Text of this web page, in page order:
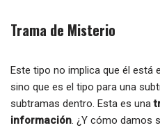
Trama de Misterio
Este tipo no implica que él está
sino que es el tipo para una
subtramas dentro. Esta es una
información. ¿Y cómo damos